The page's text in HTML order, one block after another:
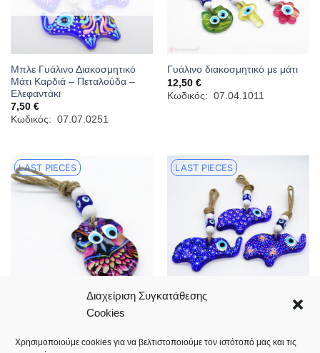
Διαχείριση Συγκατάθεσης
Cookies
Χρησιμοποιούμε cookies για να βελτιστοποιούμε τον ιστότοπό μας και τις
Μπλε Γυάλινο Διακοσμητικό
Μάτι Καρδιά – Πεταλούδα –
Ελεφαντάκι
7,50 €
Κωδικός: 07.07.0251
Γυάλινο διακοσμητικό με μάτι
12,50 €
Κωδικός: 07.04.1011
LAST PIECES
Γυάλινο διακοσμητικό με μάτι
Κωδικός: 07.04.1010
LAST PIECES
21,00 €